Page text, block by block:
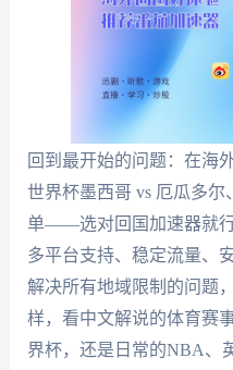
回到最开始的问题：在海
世界杯墨西哥 vs 厄瓜多尔
单——选对回国加速器就行
多平台支持、稳定流量、
解决所有地域限制的问题
样，看中文解说的体育赛
界杯，还是日常的NBA、